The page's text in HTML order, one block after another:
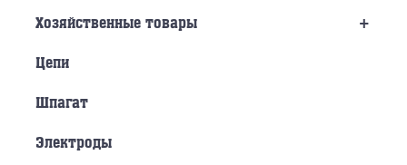
+
Хозяйственные товары
Цепи
Шпагат
Электроды